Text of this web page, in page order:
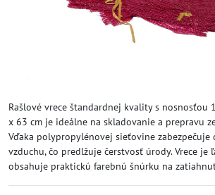
Rašlové vrece štandardnej kvality s nosnosťou
x 63 cm je ideálne na skladovanie a prepravu
Vďaka polypropylénovej sieťovine
vzduchu, čo predlžuje čerstvosť úrody. Vrece je
obsahuje praktickú farebnú šnúrku na